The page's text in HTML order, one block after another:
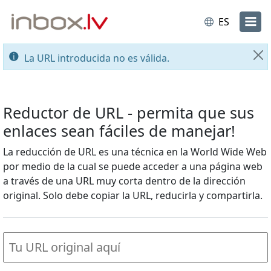
ES
La URL introducida no es válida.
Reductor de URL - permita que sus
enlaces sean fáciles de manejar!
La reducción de URL es una técnica en la World Wide Web
por medio de la cual se puede acceder a una página web
a través de una URL muy corta dentro de la dirección
original. Solo debe copiar la URL, reducirla y compartirla.